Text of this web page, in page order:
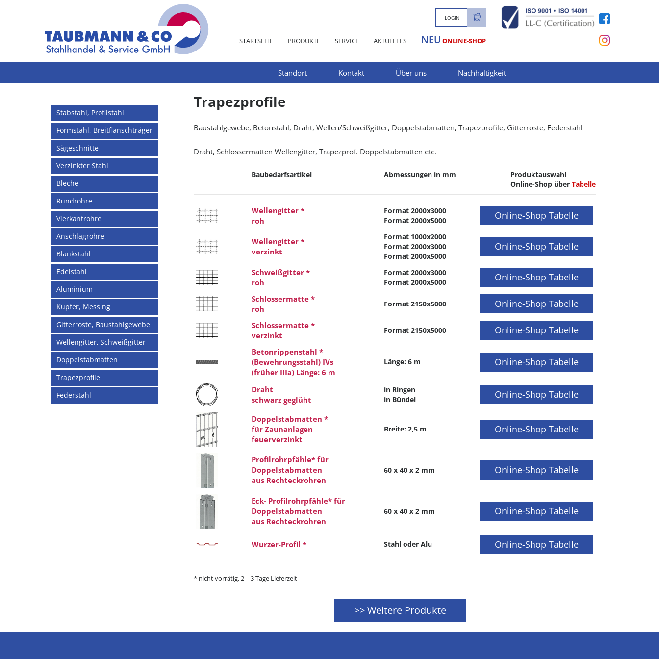
STARTSEITE PRODUKTE SERVICE AKTUELLES NEU ONLINE-SHOP
Standort Kontakt Über uns Nachhaltigkeit
LOGIN
Stabstahl, Profilstahl
Formstahl, Breitflanschträger
Sägeschnitte
Verzinkter Stahl
Bleche
Rundrohre
Vierkantrohre
Anschlagrohre
Blankstahl
Edelstahl
Aluminium
Kupfer, Messing
Gitterroste, Baustahlgewebe
Wellengitter, Schweißgitter
Doppelstabmatten
Trapezprofile
Federstahl
Trapezprofile
Baustahlgewebe, Betonstahl, Draht, Wellen/Schweißgitter, Doppelstabmatten, Trapezprofile, Gitterroste, Federstahl
Draht, Schlossermatten Wellengitter, Trapezprof. Doppelstabmatten etc.
Baubedarfsartikel Abmessungen in mm
Produktauswahl
Online-Shop über Tabelle
Wellengitter *
roh
Format 2000x3000
Format 2000x5000
Online-Shop Tabelle
Wellengitter *
verzinkt
Format 1000x2000
Format 2000x3000
Format 2000x5000
Online-Shop Tabelle
Schweißgitter *
roh
Format 2000x3000
Format 2000x5000
Online-Shop Tabelle
Schlossermatte *
roh
Format 2150x5000 Online-Shop Tabelle
Schlossermatte *
verzinkt
Format 2150x5000 Online-Shop Tabelle
Betonrippenstahl *
(Bewehrungsstahl) IVs
(früher IIIa) Länge: 6 m
Länge: 6 m Online-Shop Tabelle
Draht
schwarz geglüht
in Ringen
in Bündel
Online-Shop Tabelle
Doppelstabmatten *
für Zaunanlagen
feuerverzinkt
Breite: 2,5 m Online-Shop Tabelle
Profilrohrpfähle* für
Doppelstabmatten
aus Rechteckrohren
60 x 40 x 2 mm Online-Shop Tabelle
Eck- Profilrohrpfähle* für
Doppelstabmatten
aus Rechteckrohren
60 x 40 x 2 mm Online-Shop Tabelle
Wurzer-Profil * Stahl oder Alu Online-Shop Tabelle
* nicht vorrätig, 2 – 3 Tage Lieferzeit
>> Weitere Produkte